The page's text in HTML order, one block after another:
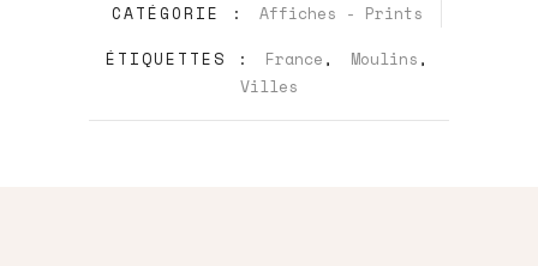
CATÉGORIE :
Affiches - Prints
ÉTIQUETTES :
France , Moulins ,
Villes